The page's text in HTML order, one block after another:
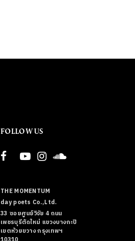
FOLLOW US
THE MOMENTUM
day poets Co.,Ltd.
33 ซอยศูนย์วิจัย 4 ถนน
เพชรบุรีตัดใหม่ แขวงบางกะปิ
เขตห้วยขวาง กรุงเทพฯ